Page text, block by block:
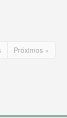
Próximos »